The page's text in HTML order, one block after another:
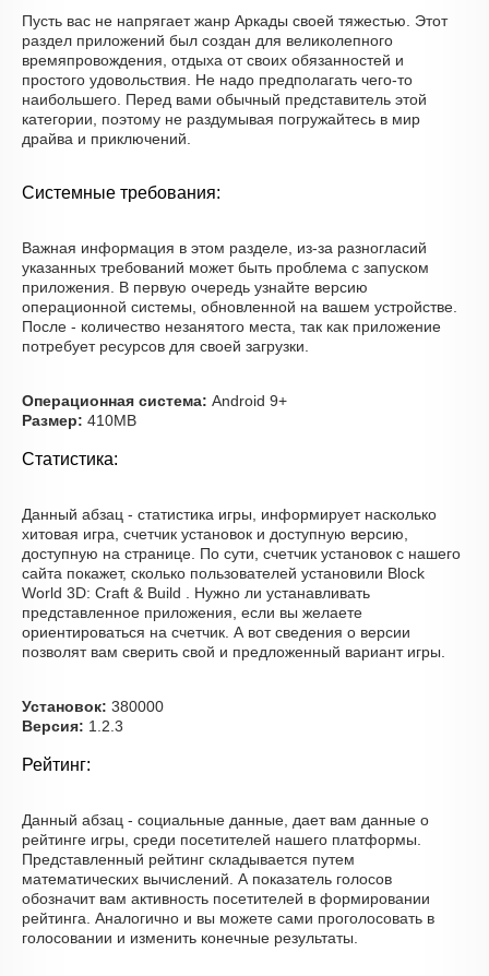
Пусть вас не напрягает жанр Аркады своей тяжестью. Этот
раздел приложений был создан для великолепного
времяпровождения, отдыха от своих обязанностей и
простого удовольствия. Не надо предполагать чего-то
наибольшего. Перед вами обычный представитель этой
категории, поэтому не раздумывая погружайтесь в мир
драйва и приключений.
Системные требования:
Важная информация в этом разделе, из-за разногласий
указанных требований может быть проблема с запуском
приложения. В первую очередь узнайте версию
операционной системы, обновленной на вашем устройстве.
После - количество незанятого места, так как приложение
потребует ресурсов для своей загрузки.
Операционная система: Android 9+
Размер: 410MB
Статистика:
Данный абзац - статистика игры, информирует насколько
хитовая игра, счетчик установок и доступную версию,
доступную на странице. По сути, счетчик установок с нашего
сайта покажет, сколько пользователей установили Block
World 3D: Craft & Build . Нужно ли устанавливать
представленное приложения, если вы желаете
ориентироваться на счетчик. А вот сведения о версии
позволят вам сверить свой и предложенный вариант игры.
Установок: 380000
Версия: 1.2.3
Рейтинг:
Данный абзац - социальные данные, дает вам данные о
рейтинге игры, среди посетителей нашего платформы.
Представленный рейтинг складывается путем
математических вычислений. А показатель голосов
обозначит вам активность посетителей в формировании
рейтинга. Аналогично и вы можете сами проголосовать в
голосовании и изменить конечные результаты.